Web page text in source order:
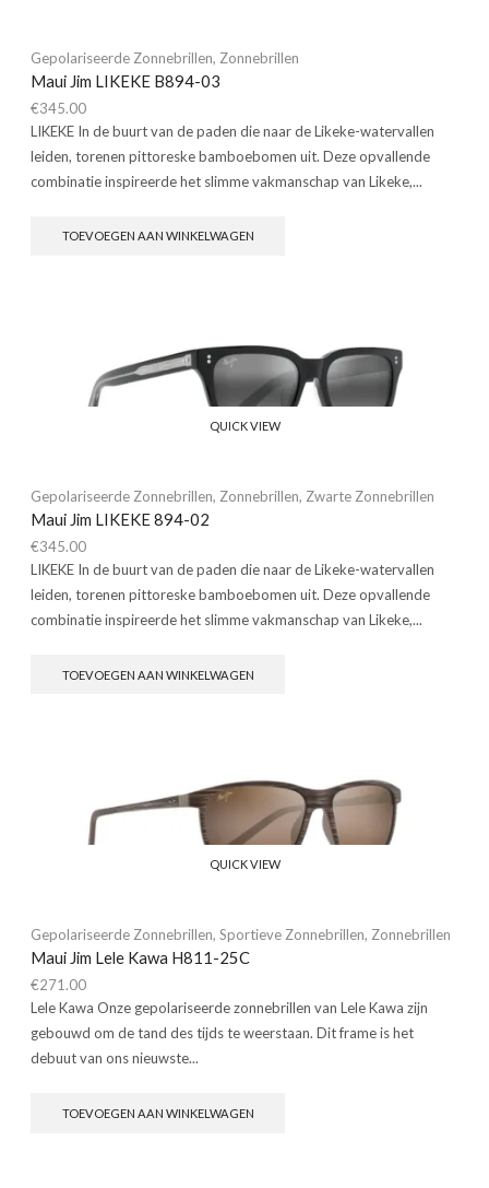
Gepolariseerde Zonnebrillen, Zonnebrillen
Maui Jim LIKEKE B894-03
€345.00
LIKEKE In de buurt van de paden die naar de Likeke-watervallen
leiden, torenen pittoreske bamboebomen uit. Deze opvallende
combinatie inspireerde het slimme vakmanschap van Likeke,...
TOEVOEGEN AAN WINKELWAGEN
QUICK VIEW
Gepolariseerde Zonnebrillen, Zonnebrillen, Zwarte Zonnebrillen
Maui Jim LIKEKE 894-02
€345.00
LIKEKE In de buurt van de paden die naar de Likeke-watervallen
leiden, torenen pittoreske bamboebomen uit. Deze opvallende
combinatie inspireerde het slimme vakmanschap van Likeke,...
TOEVOEGEN AAN WINKELWAGEN
QUICK VIEW
Gepolariseerde Zonnebrillen, Sportieve Zonnebrillen, Zonnebrillen
Maui Jim Lele Kawa H811-25C
€271.00
Lele Kawa Onze gepolariseerde zonnebrillen van Lele Kawa zijn
gebouwd om de tand des tijds te weerstaan. Dit frame is het
debuut van ons nieuwste...
TOEVOEGEN AAN WINKELWAGEN